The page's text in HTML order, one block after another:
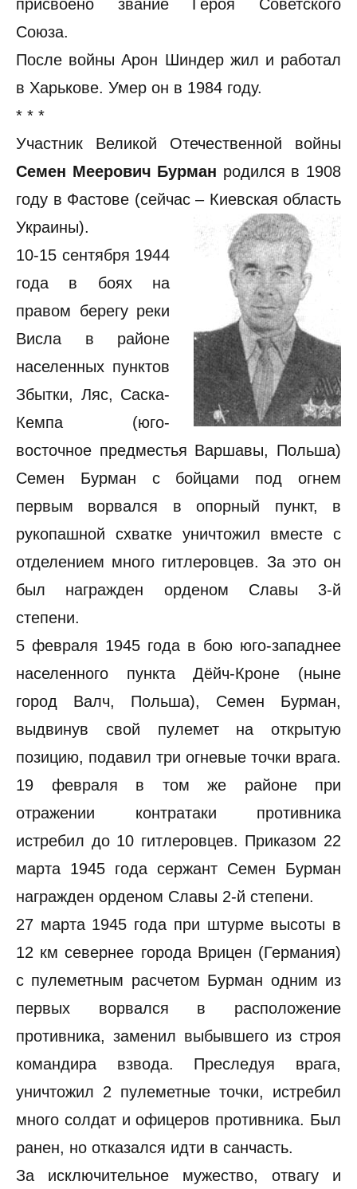
присвоено звание Героя Советского
Союза.
После войны Арон Шиндер жил и работал
в Харькове. Умер он в 1984 году.
* * *
Участник Великой Отечественной войны
Семен Меерович Бурман родился в 1908
году в Фастове (сейчас – Киевская область
Украины).
10-15 сентября 1944
года в боях на
правом берегу реки
Висла в районе
населенных пунктов
Збытки, Ляс, Саска-
Кемпа (юго-
восточное предместья Варшавы, Польша)
Семен Бурман с бойцами под огнем
первым ворвался в опорный пункт, в
рукопашной схватке уничтожил вместе с
отделением много гитлеровцев. За это он
был награжден орденом Славы 3-й
степени.
5 февраля 1945 года в бою юго-западнее
населенного пункта Дёйч-Кроне (ныне
город Валч, Польша), Семен Бурман,
выдвинув свой пулемет на открытую
позицию, подавил три огневые точки врага.
19 февраля в том же районе при
отражении контратаки противника
истребил до 10 гитлеровцев. Приказом 22
марта 1945 года сержант Семен Бурман
награжден орденом Славы 2-й степени.
27 марта 1945 года при штурме высоты в
12 км севернее города Врицен (Германия)
с пулеметным расчетом Бурман одним из
первых ворвался в расположение
противника, заменил выбывшего из строя
командира взвода. Преследуя врага,
уничтожил 2 пулеметные точки, истребил
много солдат и офицеров противника. Был
ранен, но отказался идти в санчасть.
За исключительное мужество, отвагу и